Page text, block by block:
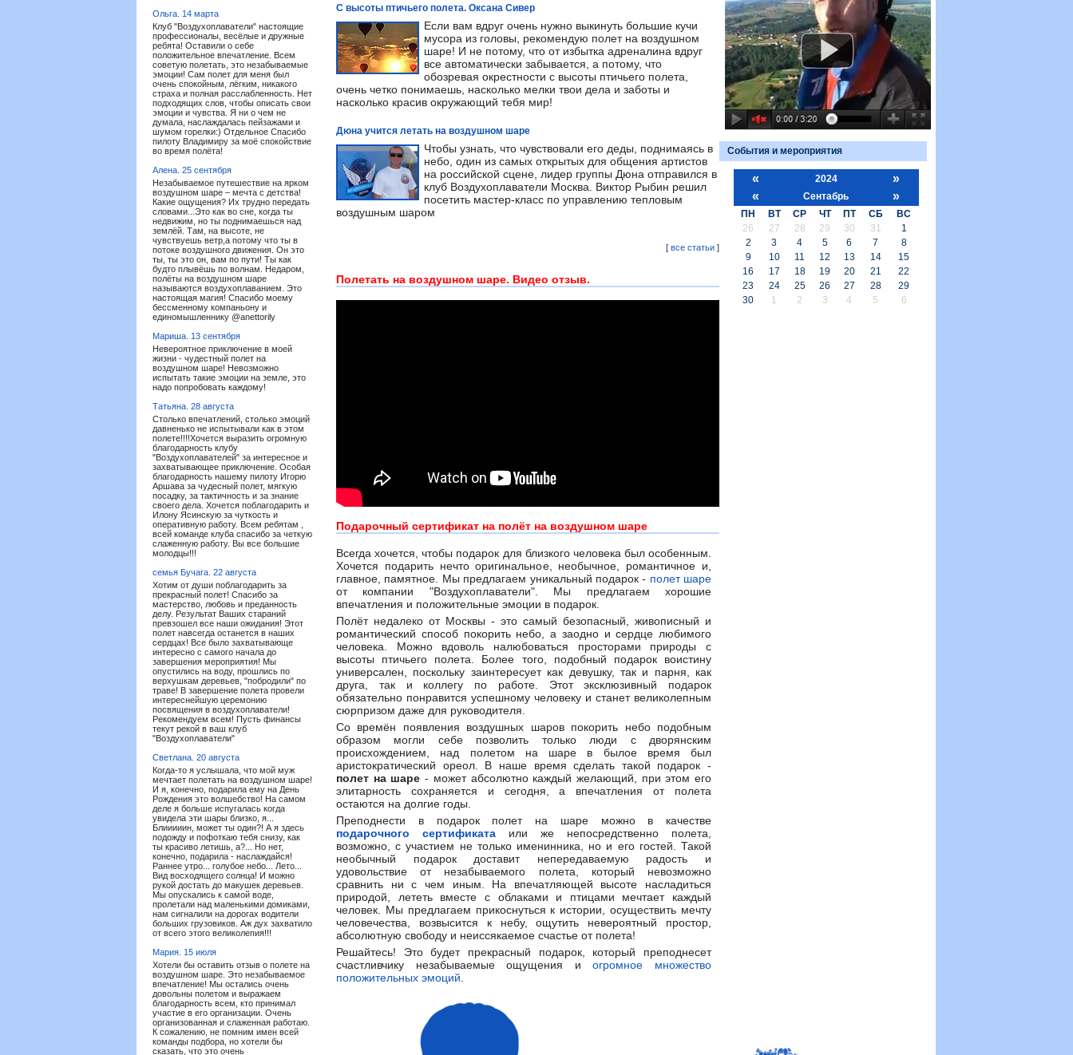
Ольга. 14 марта
Клуб "Воздухоплаватели" настоящие
профессионалы, весёлые и дружные
ребята! Оставили о себе
положительное впечатление. Всем
советую полетать, это незабываемые
эмоции! Сам полет для меня был
очень спокойным, лёгким, никакого
страха и полная расслабленность. Нет
подходящих слов, чтобы описать свои
эмоции и чувства. Я ни о чем не
думала, наслаждалась пейзажами и
шумом горелки:) Отдельное Спасибо
пилоту Владимиру за моё спокойствие
во время полёта!
Алена. 25 сентября
Незабываемое путешествие на ярком
воздушном шаре – мечта с детства!
Какие ощущения? Их трудно передать
словами...Это как во сне, когда ты
недвижим, но ты поднимаешься над
землёй. Там, на высоте, не
чувствуешь ветр,а потому что ты в
потоке воздушного движения. Он это
ты, ты это он, вам по пути! Ты как
будто плывёшь по волнам. Недаром,
полёты на воздушном шаре
называются воздухоплаванием. Это
настоящая магия! Спасибо моему
бессменному компаньону и
единомышленнику @anettorily
Мариша. 13 сентября
Невероятное приключение в моей
жизни - чудестный полет на
воздушном шаре! Невозможно
испытать такие эмоции на земле, это
надо попробовать каждому!
Татьяна. 28 августа
Столько впечатлений, столько эмоций
давненько не испытывали как в этом
полете!!!!Хочется выразить огромную
благодарность клубу
"Воздухоплавателей" за интересное и
захватывающее приключение. Особая
благодарность нашему пилоту Игорю
Аршава за чудесный полет, мягкую
посадку, за тактичность и за знание
своего дела. Хочется поблагодарить и
Илону Ясинскую за чуткость и
оперативную работу. Всем ребятам ,
всей команде клуба спасибо за четкую
слаженную работу. Вы все большие
молодцы!!!
семья Бучага. 22 августа
Хотим от души поблагодарить за
прекрасный полет! Спасибо за
мастерство, любовь и преданность
делу. Результат Ваших стараний
превзошел все наши ожидания! Этот
полет навсегда останется в наших
сердцах! Все было захватывающе
интересно с самого начала до
завершения мероприятия! Мы
опустились на воду, прошлись по
верхушкам деревьев, "побродили" по
траве! В завершение полета провели
интереснейшую церемонию
посвящения в воздухоплаватели!
Рекомендуем всем! Пусть финансы
текут рекой в ваш клуб
"Воздухоплаватели"
Светлана. 20 августа
Когда-то я услышала, что мой муж
мечтает полетать на воздушном шаре!
И я, конечно, подарила ему на День
Рождения это волшебство! На самом
деле я больше испугалась когда
увидела эти шары близко, я...
Блииииин, может ты один?! А я здесь
подожду и пофоткаю тебя снизу, как
ты красиво летишь, а?... Но нет,
конечно, подарила - наслаждайся!
Раннее утро... голубое небо... Лето...
Вид восходящего солнца! И можно
рукой достать до макушек деревьев.
Мы опускались к самой воде,
пролетали над маленькими домиками,
нам сигналили на дорогах водители
больших грузовиков. Аж дух захватило
от всего этого великолепия!!!
Мария. 15 июля
Хотели бы оставить отзыв о полете на
воздушном шаре. Это незабываемое
впечатление! Мы остались очень
довольны полетом и выражаем
благодарность всем, кто принимал
участие в его организации. Очень
организованная и слаженная работаю.
К сожалению, не помним имен всей
команды подбора, но хотели бы
сказать, что это очень
С высоты птичьего полета. Оксана Сивер
Если вам вдруг очень нужно выкинуть большие кучи
мусора из головы, рекомендую полет на воздушном
шаре! И не потому, что от избытка адреналина вдруг
все автоматически забывается, а потому, что
обозревая окрестности с высоты птичьего полета,
очень четко понимаешь, насколько мелки твои дела и заботы и
насколько красив окружающий тебя мир!
Дюна учится летать на воздушном шаре
Чтобы узнать, что чувствовали его деды, поднимаясь в
небо, один из самых открытых для общения артистов
на российской сцене, лидер группы Дюна отправился в
клуб Воздухоплаватели Москва. Виктор Рыбин решил
посетить мастер-класс по управлению тепловым
воздушным шаром
[ все статьи ]
Полетать на воздушном шаре. Видео отзыв.
Подарочный сертификат на полёт на воздушном шаре
Всегда хочется, чтобы подарок для близкого человека был особенным.
Хочется подарить нечто оригинальное, необычное, романтичное и,
главное, памятное. Мы предлагаем уникальный подарок - полет шаре
от компании "Воздухоплаватели". Мы предлагаем хорошие
впечатления и положительные эмоции в подарок.
Полёт недалеко от Москвы - это самый безопасный, живописный и
романтический способ покорить небо, а заодно и сердце любимого
человека. Можно вдоволь налюбоваться просторами природы с
высоты птичьего полета. Более того, подобный подарок воистину
универсален, поскольку заинтересует как девушку, так и парня, как
друга, так и коллегу по работе. Этот эксклюзивный подарок
обязательно понравится успешному человеку и станет великолепным
сюрпризом даже для руководителя.
Со времён появления воздушных шаров покорить небо подобным
образом могли себе позволить только люди с дворянским
происхождением, над полетом на шаре в былое время был
аристократический ореол. В наше время сделать такой подарок -
полет на шаре - может абсолютно каждый желающий, при этом его
элитарность сохраняется и сегодня, а впечатления от полета
остаются на долгие годы.
Преподнести в подарок полет на шаре можно в качестве
подарочного сертификата или же непосредственно полета,
возможно, с участием не только именинника, но и его гостей. Такой
необычный подарок доставит непередаваемую радость и
удовольствие от незабываемого полета, который невозможно
сравнить ни с чем иным. На впечатляющей высоте насладиться
природой, лететь вместе с облаками и птицами мечтает каждый
человек. Мы предлагаем прикоснуться к истории, осуществить мечту
человечества, возвысится к небу, ощутить невероятный простор,
абсолютную свободу и неиссякаемое счастье от полета!
Решайтесь! Это будет прекрасный подарок, который преподнесет
счастливчику незабываемые ощущения иогромное множество
положительных эмоций
События и мероприятия
« 2024
»
«
Сентабрь »
ПН ВТ СР ЧТ ПТ СБ
ВС
26
27 28 29 30 31
1
2
3 4 5 6 7
8
9
10 11 12 13 14
15
16
17 18 19 20 21
22
23
24 25 26 27 28
29
30
1 2 3 4 5 6